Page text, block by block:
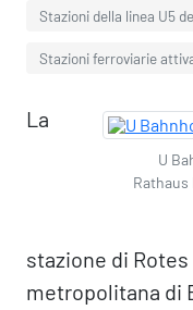
Stazioni della linea U5
Stazioni ferroviarie
U
Rathaus
La
stazione di
metropolitana di